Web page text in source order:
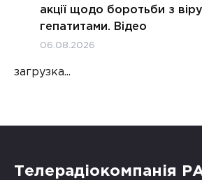
акції щодо боротьби з
гепатитами. Відео
06.08.2026
загрузка...
Телерадіокомпанія